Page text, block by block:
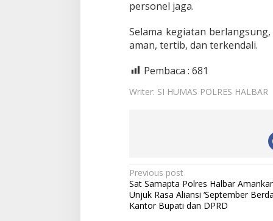
e
s
H
l
a
a
a
t
personel jaga.
Selama kegiatan
aman, tertib, dan terkendali.
Pembaca : 681
Writer: SI HUMAS POLRES HALBAR
P
o
s
Previous post
Sat Samapta Polres Halbar
Unjuk Rasa Aliansi ‘September
Kantor Bupati dan DPRD